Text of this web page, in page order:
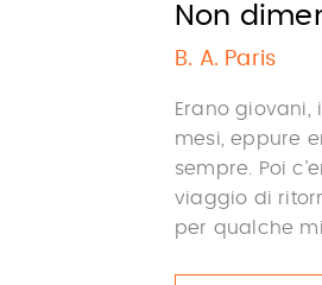
Non
B. A. Paris
Erano
mesi, eppure
sempre. Poi
viaggio di
per qualche